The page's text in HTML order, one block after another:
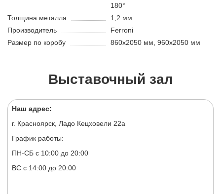
180°
Толщина металла
1,2 мм
Производитель
Ferroni
Размер по коробу
860х2050 мм, 960х2050 мм
Выставочный зал
Наш адрес:
г. Красноярск, Ладо Кецховели 22а
График работы:
ПН-СБ с 10:00 до 20:00
ВС с 14:00 до 20:00